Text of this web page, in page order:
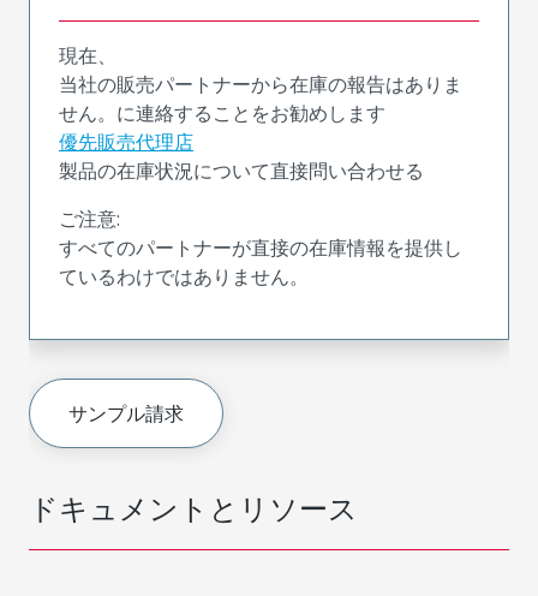
ドキュメントとリソース
現在、
当社の販売パートナーから在庫の報告はありま
せん。に連絡することをお勧めします
優先販売代理店
製品の在庫状況について直接問い合わせる
ご注意:
すべてのパートナーが直接の在庫情報を提供し
ているわけではありません。
サンプル請求